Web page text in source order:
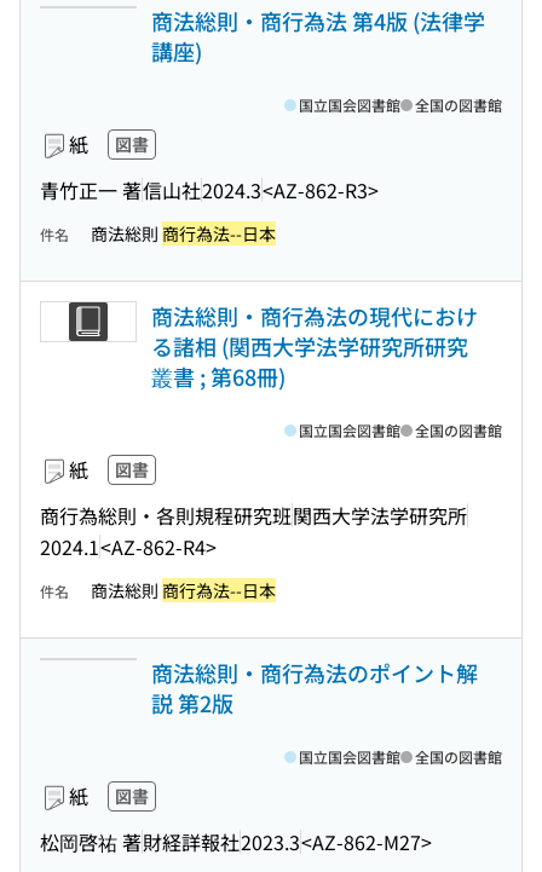
商法総則・商行為法 第4版 (法律学
講座)
紙 図書
青竹正一 著信山社2024.3<AZ-862-R3>
国立国会図書館 全国の図書館
件名 商法総則 商行為法--日本
商法総則・商行為法の現代におけ
る諸相 (関西大学法学研究所研究
叢書 ; 第68冊)
紙 図書
商行為総則・各則規程研究班関西大学法学研究所
2024.1<AZ-862-R4>
国立国会図書館 全国の図書館
件名 商法総則 商行為法--日本
商法総則・商行為法のポイント解
説 第2版
紙 図書
松岡啓祐 著財経詳報社2023.3<AZ-862-M27>
国立国会図書館 全国の図書館